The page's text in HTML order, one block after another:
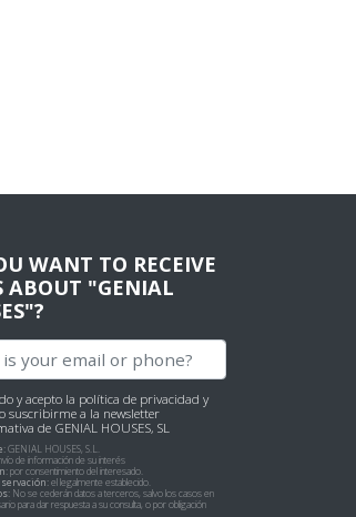
WANT TO RECEIVE
ABOUT "GENIAL
y acepto la política de privacidad y
suscribirme a la newsletter
de GENIAL HOUSES, SL
GENIAL HOUSES, S.L.
de información de su interés
por consentimiento del interesado.
el legalmente establecido.
No se cederán datos a terceros, salvo los casos en
para dar respuesta a su consulta, o por obligación